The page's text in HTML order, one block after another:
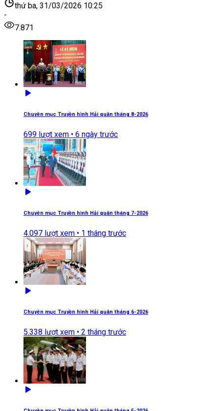
thứ ba, 31/03/2026 10:25
-
7.871
Chuyên mục Truyền hình Hải quân tháng 8-2026
699 lượt xem • 6 ngày trước
Chuyên mục Truyền hình Hải quân tháng 7-2026
4.097 lượt xem • 1 tháng trước
Chuyên mục Truyền hình Hải quân tháng 6-2026
5.338 lượt xem • 2 tháng trước